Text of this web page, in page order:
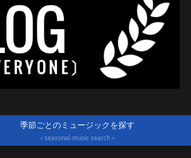
季節ごとのミュージックを探す
＜seasonal-music search＞